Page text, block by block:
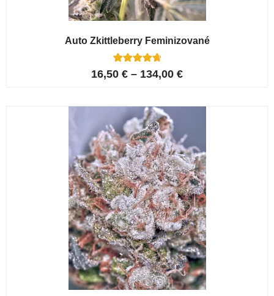
Auto Zkittleberry Feminizované
Hodnoceno
4.80
5
zákazníků
16,50 € – 134,00 €